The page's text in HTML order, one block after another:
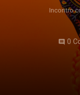
Incontro
comment 0